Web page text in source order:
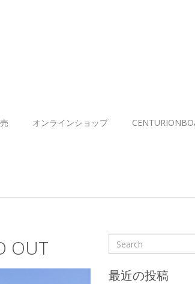
オンラインショップ
OUT
最近の投稿